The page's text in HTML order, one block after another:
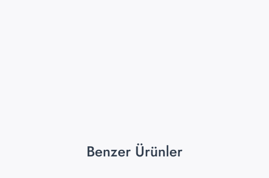
Benzer Ürünler